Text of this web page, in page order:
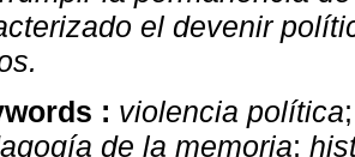
el devenir
: violencia política
de la memoria;